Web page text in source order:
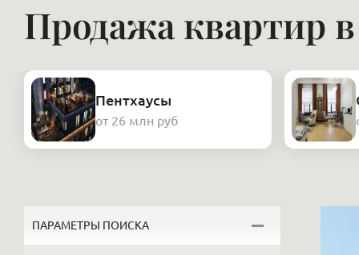
Продажа квартир
Пентхаусы
от 26 млн руб
ПАРАМЕТРЫ ПОИСКА